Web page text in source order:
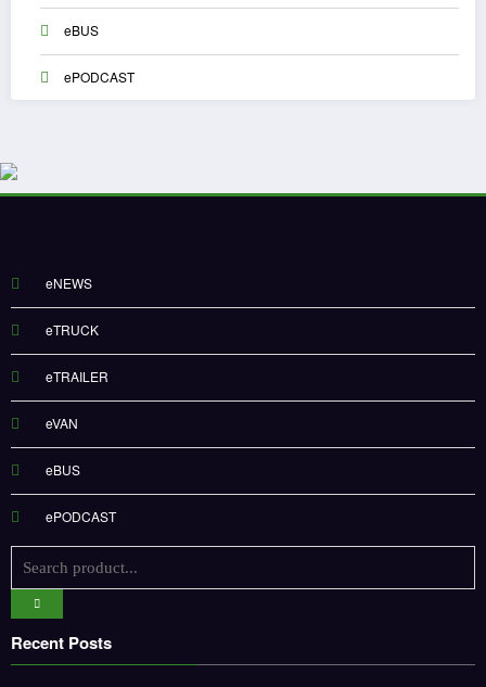
eBUS
ePODCAST
eNEWS
eTRUCK
eTRAILER
eVAN
eBUS
ePODCAST
Recent Posts